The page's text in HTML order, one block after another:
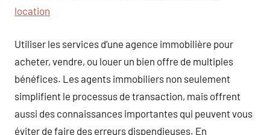
location
Utiliser les services d’une agence immobilière pour
acheter, vendre, ou louer un bien offre de multiples
bénéfices. Les agents immobiliers non seulement
simplifient le processus de transaction, mais offrent
aussi des connaissances importantes qui peuvent vous
éviter de faire des erreurs dispendieuses. En